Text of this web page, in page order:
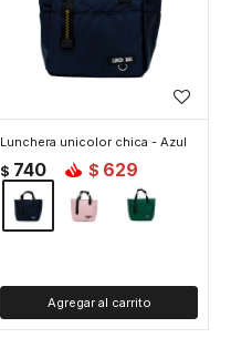
Lunchera unicolor chica - Azul
$ 740 $ 629